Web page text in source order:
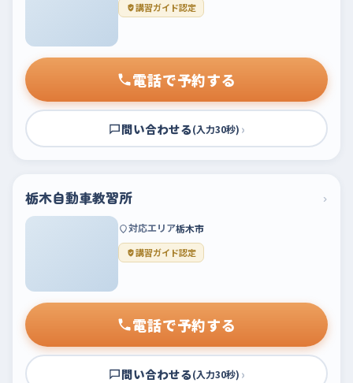
講習ガイド認定
電話で予約する
問い合わせる(入力30秒) ›
栃木自動車教習所 ›
対応エリア栃木市
講習ガイド認定
電話で予約する
問い合わせる(入力30秒) ›